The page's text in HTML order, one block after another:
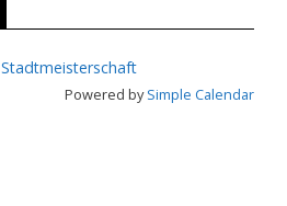
Stadtmeisterschaft
Powered bySimple Calendar